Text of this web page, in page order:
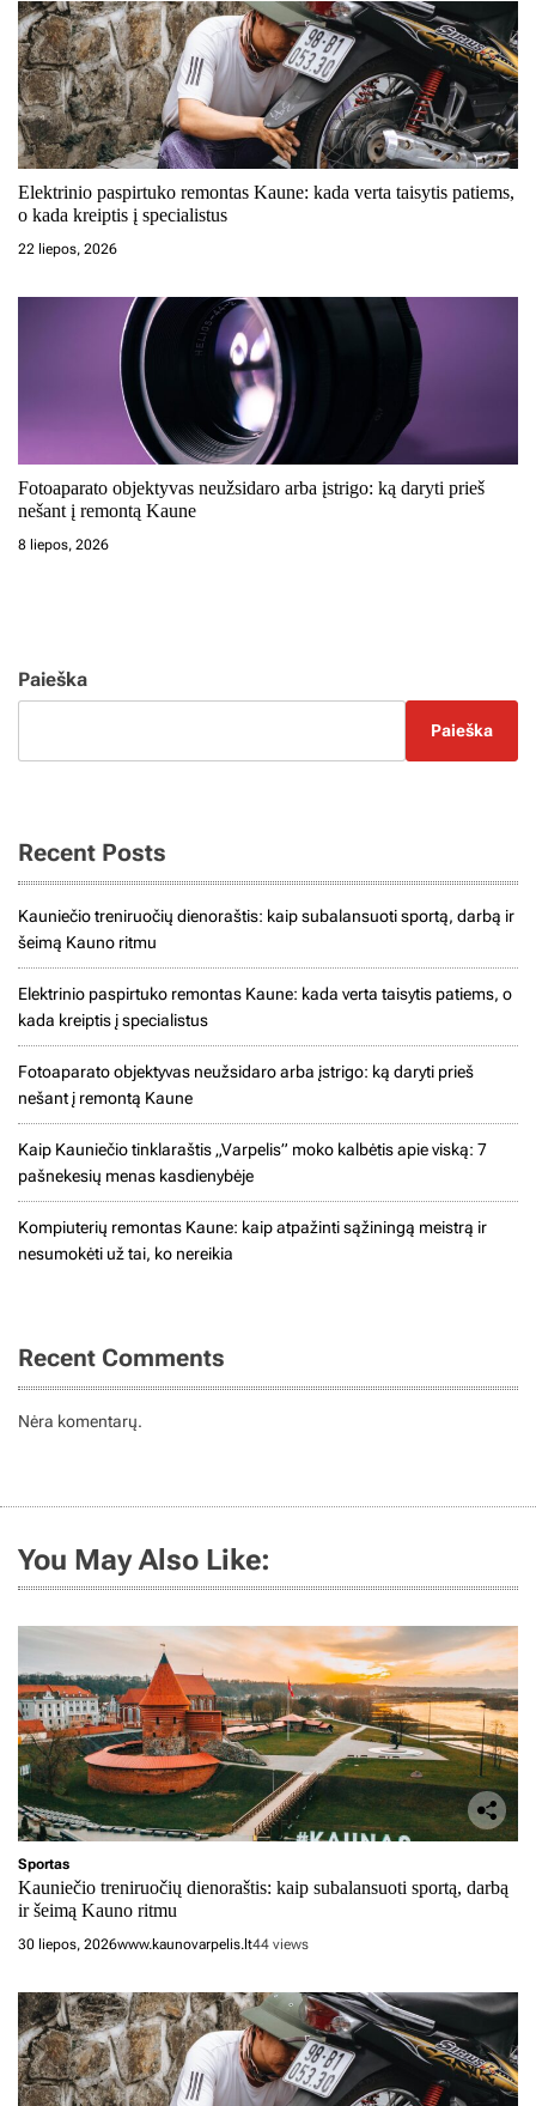
Elektrinio paspirtuko remontas Kaune: kada verta taisytis patiems,
o kada kreiptis į specialistus
22 liepos, 2026
Fotoaparato objektyvas neužsidaro arba įstrigo: ką daryti prieš
nešant į remontą Kaune
8 liepos, 2026
Paieška
Paieška
Recent Posts
Kauniečio treniruočių dienoraštis: kaip subalansuoti sportą, darbą ir
šeimą Kauno ritmu
Elektrinio paspirtuko remontas Kaune: kada verta taisytis patiems, o
kada kreiptis į specialistus
Fotoaparato objektyvas neužsidaro arba įstrigo: ką daryti prieš
nešant į remontą Kaune
Kaip Kauniečio tinklaraštis „Varpelis” moko kalbėtis apie viską: 7
pašnekesių menas kasdienybėje
Kompiuterių remontas Kaune: kaip atpažinti sąžiningą meistrą ir
nesumokėti už tai, ko nereikia
Recent Comments
Nėra komentarų.
You May Also Like:
Sportas
Kauniečio treniruočių dienoraštis: kaip subalansuoti sportą, darbą
ir šeimą Kauno ritmu
30 liepos, 2026www.kaunovarpelis.lt44 views